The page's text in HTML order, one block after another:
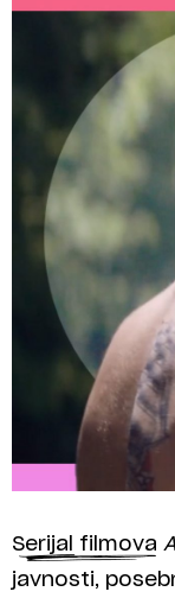
Serijal filmova
javnosti,